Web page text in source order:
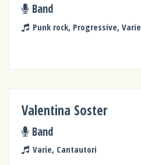
Band
Punk rock, Progressive, Varie
Valentina Soster
Band
Varie, Cantautori